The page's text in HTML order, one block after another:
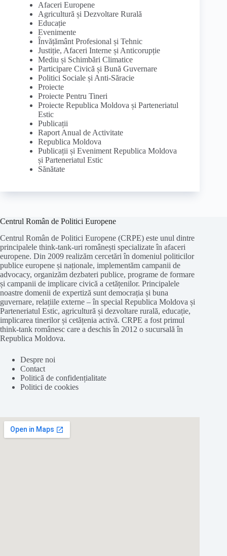
Afaceri Europene
Agricultură și Dezvoltare Rurală
Educație
Evenimente
Învățământ Profesional și Tehnic
Justiție, Afaceri Interne și Anticorupție
Mediu și Schimbări Climatice
Participare Civică și Bună Guvernare
Politici Sociale și Anti-Săracie
Proiecte
Proiecte Pentru Tineri
Proiecte Republica Moldova și Parteneriatul
Estic
Publicații
Raport Anual de Activitate
Republica Moldova
Publicații și Eveniment Republica Moldova
și Parteneriatul Estic
Sănătate
Centrul Român de Politici Europene
Centrul Român de Politici Europene (CRPE) este unul dintre
principalele think-tank-uri românești specializate în afaceri
europene. Din 2009 realizăm cercetări în domeniul politicilor
publice europene și naționale, implementăm campanii de
advocacy, organizăm dezbateri publice, programe de formare
și campanii de implicare civică a cetățenilor. Principalele
noastre domenii de expertiză sunt democrația și buna
guvernare, relațiile externe – în special Republica Moldova și
Parteneriatul Estic, agricultură și dezvoltare rurală, educație,
implicarea tinerilor și cetățenia activă. CRPE a fost primul
think-tank românesc care a deschis în 2012 o sucursală în
Republica Moldova.
Despre noi
Contact
Politică de confidențialitate
Politici de cookies